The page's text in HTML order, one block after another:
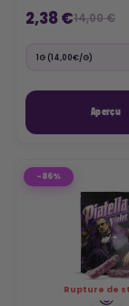
2,38 €14,00 €
Aperçu
-86%
Rupture de